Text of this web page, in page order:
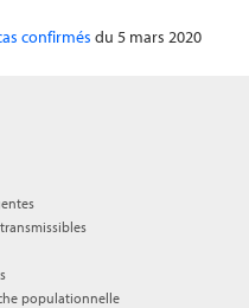
confirmés du 5 mars 2020
populationnelle